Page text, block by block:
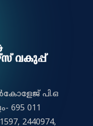
പി.ഒ
695 011
2440974,